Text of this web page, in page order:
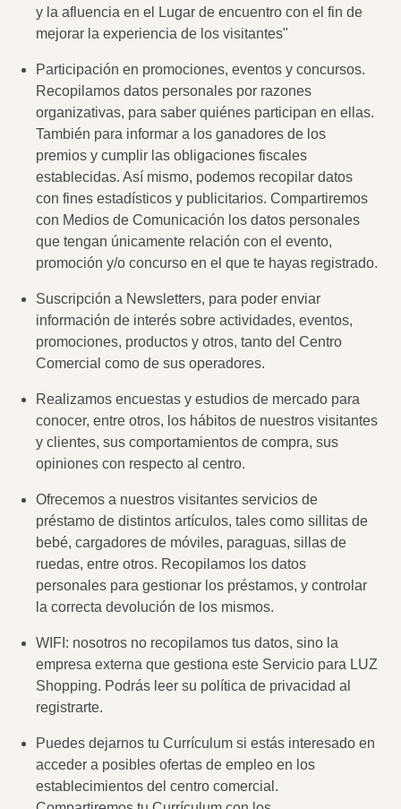
y la afluencia en el Lugar de encuentro con el fin de
mejorar la experiencia de los visitantes"
Participación en promociones, eventos y concursos.
Recopilamos datos personales por razones
organizativas, para saber quiénes participan en ellas.
También para informar a los ganadores de los
premios y cumplir las obligaciones fiscales
establecidas. Así mismo, podemos recopilar datos
con fines estadísticos y publicitarios. Compartiremos
con Medios de Comunicación los datos personales
que tengan únicamente relación con el evento,
promoción y/o concurso en el que te hayas registrado.
Suscripción a Newsletters, para poder enviar
información de interés sobre actividades, eventos,
promociones, productos y otros, tanto del Centro
Comercial como de sus operadores.
Realizamos encuestas y estudios de mercado para
conocer, entre otros, los hábitos de nuestros visitantes
y clientes, sus comportamientos de compra, sus
opiniones con respecto al centro.
Ofrecemos a nuestros visitantes servicios de
préstamo de distintos artículos, tales como sillitas de
bebé, cargadores de móviles, paraguas, sillas de
ruedas, entre otros. Recopilamos los datos
personales para gestionar los préstamos, y controlar
la correcta devolución de los mismos.
WIFI: nosotros no recopilamos tus datos, sino la
empresa externa que gestiona este Servicio para LUZ
Shopping. Podrás leer su política de privacidad al
registrarte.
Puedes dejarnos tu Currículum si estás interesado en
acceder a posibles ofertas de empleo en los
establecimientos del centro comercial.